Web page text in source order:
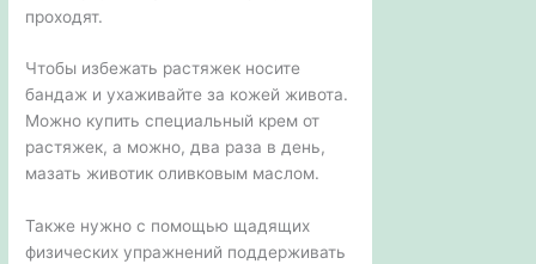
проходят.
Чтобы избежать растяжек носите
бандаж и ухаживайте за кожей живота.
Можно купить специальный крем от
растяжек, а можно, два раза в день,
мазать животик оливковым маслом.
Также нужно с помощью щадящих
физических упражнений поддерживать